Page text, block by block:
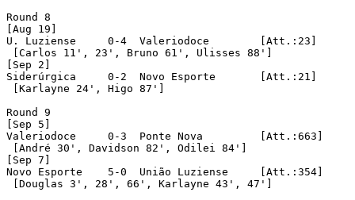
Round 8
[Aug 19]
U. Luziense	0-4  Valeriodoce	[Att.:23]
[Carlos 11', 23', Bruno 61', Ulisses 88']
[Sep 2]
Siderúrgica	0-2  Novo Esporte	[Att.:21]
[Karlayne 24', Higo 87']
Round 9
[Sep 5]
Valeriodoce	0-3  Ponte Nova		[Att.:663]
[André 30', Davidson 82', Odilei 84']
[Sep 7]
Novo Esporte	5-0  União Luziense	[Att.:354]
[Douglas 3', 28', 66', Karlayne 43', 47']